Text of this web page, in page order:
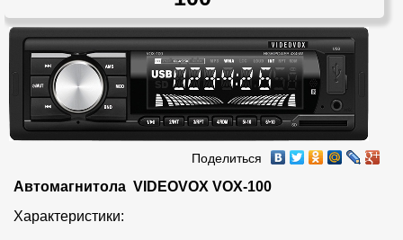
Поделиться
Автомагнитола  VIDEOVOX VOX-100
Характеристики: